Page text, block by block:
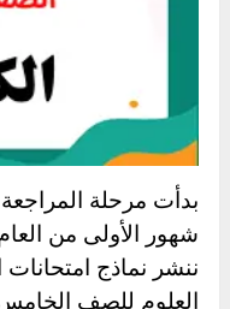
بدأت مرحلة
شهور الأولى من
ننشر نماذج امتحانات